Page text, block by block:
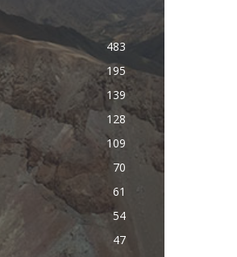
483
195
139
128
109
70
61
54
47